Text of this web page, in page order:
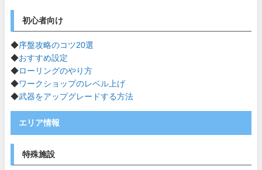
初心者向け
◆序盤攻略のコツ20選
◆おすすめ設定
◆ローリングのやり方
◆ワークショップのレベル上げ
◆武器をアップグレードする方法
エリア情報
特殊施設